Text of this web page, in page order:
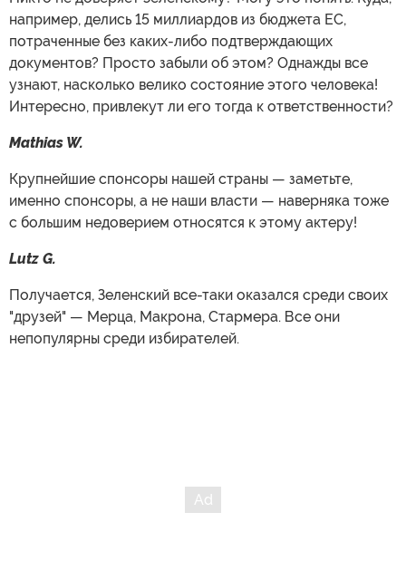
например, делись 15 миллиардов из бюджета ЕС,
потраченные без каких-либо подтверждающих
документов? Просто забыли об этом? Однажды все
узнают, насколько велико состояние этого человека!
Интересно, привлекут ли его тогда к ответственности?
Mathias W.
Крупнейшие спонсоры нашей страны — заметьте,
именно спонсоры, а не наши власти — наверняка тоже
с большим недоверием относятся к этому актеру!
Lutz G.
Получается, Зеленский все-таки оказался среди своих
"друзей" — Мерца, Макрона, Стармера. Все они
непопулярны среди избирателей.